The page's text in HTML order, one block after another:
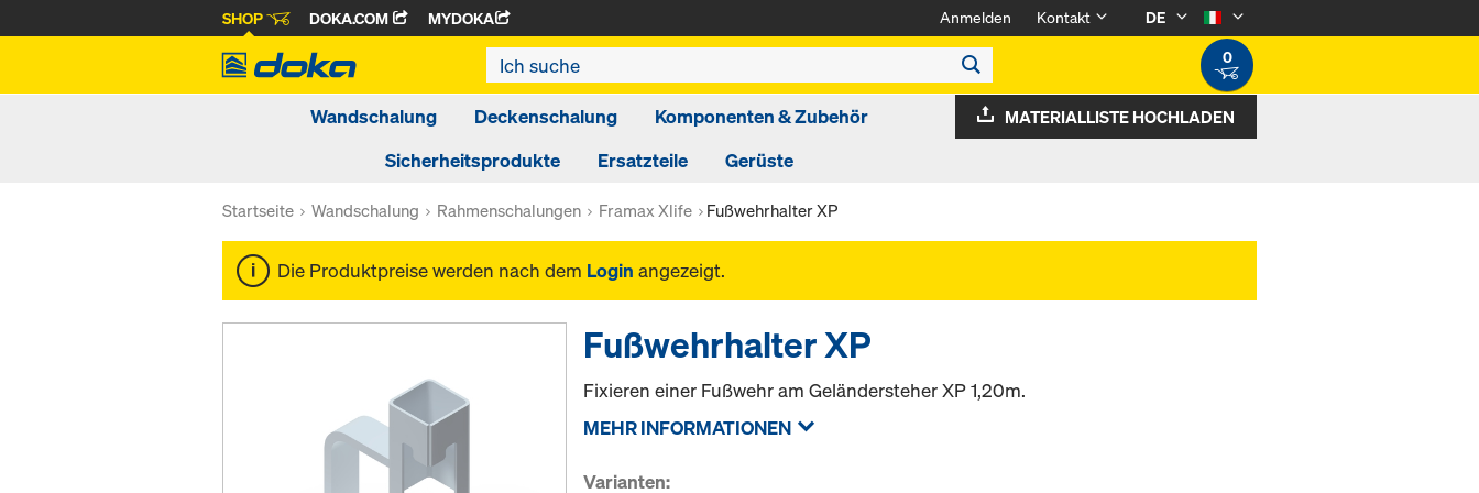
SHOP DOKA.COM MYDOKA Anmelden Kontakt
DE
0
Wandschalung Deckenschalung
Komponenten & Zubehör
Sicherheitsprodukte
Ersatzteile Gerüste
MATERIALLISTE HOCHLADEN
Startseite Wandschalung Rahmenschalungen Framax Xlife Fußwehrhalter XP
Die Produktpreise werden nach dem Login angezeigt.
Fußwehrhalter XP
Fixieren einer Fußwehr am Geländersteher XP 1,20m.
MEHR INFORMATIONEN
Varianten: